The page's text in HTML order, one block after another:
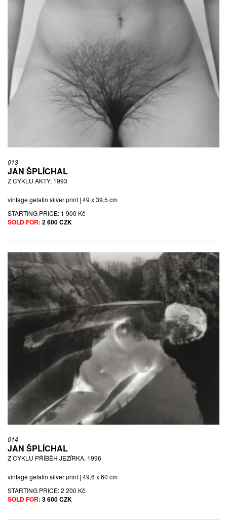
013
JAN ŠPLÍCHAL
Z CYKLU AKTY, 1993
vintage gelatin silver print | 49 x 39,5 cm
STARTING PRICE: 1 900 Kč
SOLD FOR: 2 600 CZK
014
JAN ŠPLÍCHAL
Z CYKLU PŘÍBĚH JEZÍRKA, 1996
vintage gelatin silver print | 49,6 x 60 cm
STARTING PRICE:2 200 Kč
SOLD FOR: 3 600 CZK